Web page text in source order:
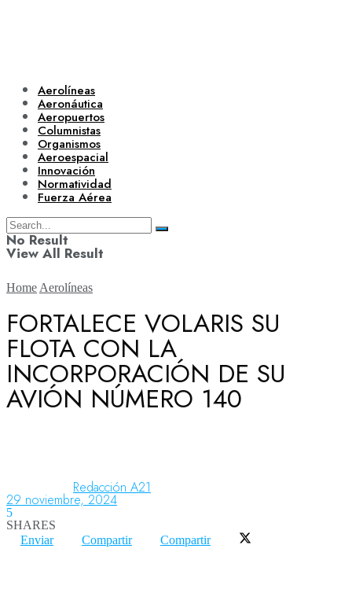
Aerolíneas
Aeronáutica
Aeropuertos
Columnistas
Organismos
Aeroespacial
Innovación
Normatividad
Fuerza Aérea
No Result
View All Result
Aerolíneas
Aeronáutica
Home Aerolíneas
FORTALECE VOLARIS SU
FLOTA CON LA
INCORPORACIÓN DE SU
AVIÓN NÚMERO 140
Redacción A21
29 noviembre, 2024
5
SHARES
Enviar
Compartir Compartir